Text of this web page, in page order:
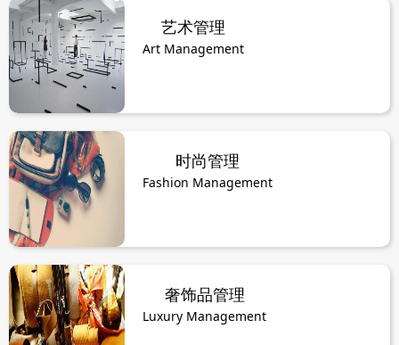
艺术管理
Art Management
时尚管理
Fashion Management
奢饰品管理
Luxury Management